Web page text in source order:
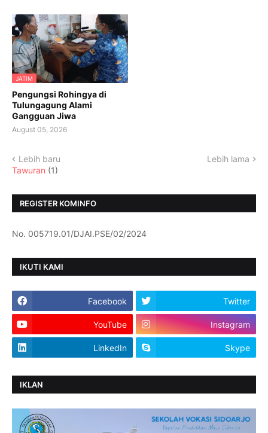
JATIM
Pengungsi Rohingya di
Tulungagung Alami
Gangguan Jiwa
August 05, 2026
Lebih baru
Lebih lama
Tawuran (1)
REGISTER KOMINFO
No. 005719.01/DJAI.PSE/02/2024
IKUTI KAMI
Facebook Twitter
YouTube Instagram
LinkedIn Skype
IKLAN